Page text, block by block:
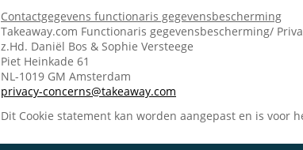
Contactgegevens functionaris gegevensbescherming
Takeaway.com Functionaris gegevensbescherming/
z.Hd. Daniël Bos & Sophie Versteege
Piet Heinkade 61
NL-1019 GM Amsterdam
privacy-concerns@takeaway.com
Dit Cookie statement kan worden aangepast en is voor